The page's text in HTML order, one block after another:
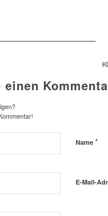
Name *
E-Mail-